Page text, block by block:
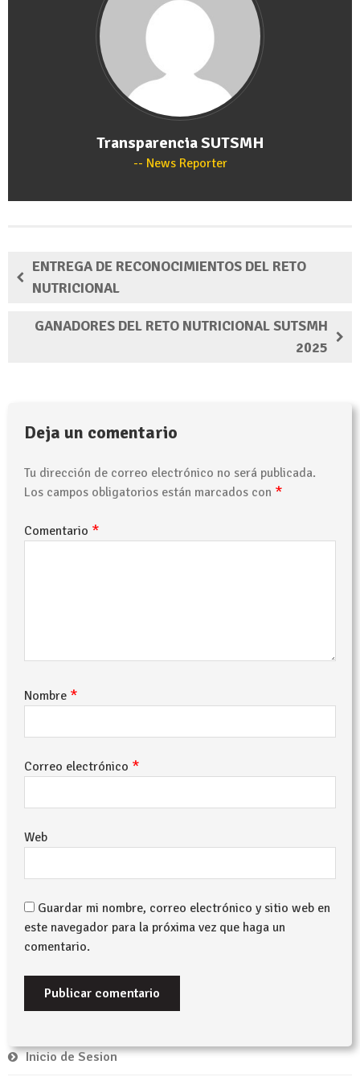
Transparencia SUTSMH
News Reporter
ENTREGA DE RECONOCIMIENTOS DEL RETO
NUTRICIONAL
GANADORES DEL RETO NUTRICIONAL SUTSMH
2025
Deja un comentario
Tu dirección de correo electrónico no será publicada.
Los campos obligatorios están marcados con *
Comentario *
Nombre *
Correo electrónico *
Web
Guardar mi nombre, correo electrónico y sitio web en
este navegador para la próxima vez que haga un
comentario.
Inicio de Sesion